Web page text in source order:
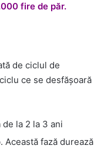
fire de păr.
de ciclul de
ce se desfășoară
la 2 la 3 ani
Această fază durează